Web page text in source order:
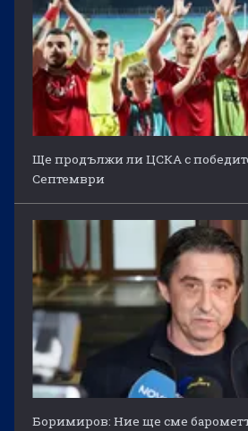
Ще продължи ли ЦСКА с
Септември
Боримиров: Ние ще сме